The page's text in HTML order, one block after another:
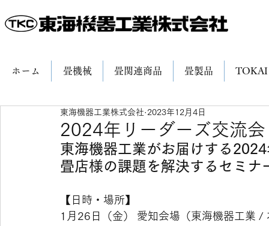
ホーム 畳機械 畳関連商品 畳製品 TOKAI
2024年リーダーズ交流
東海機器工業株式会社 2023年12月4日
東海機器工業がお届けする
畳店様の課題を解決するセミナ
【日時・場所】
1月26日（金） 愛知会場（東海機器工業 /